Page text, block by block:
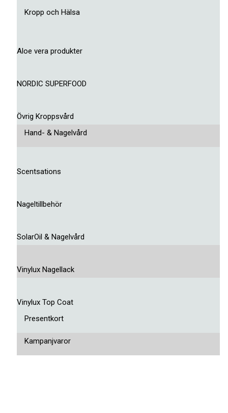
Kropp och Hälsa
Aloe vera produkter
NORDIC SUPERFOOD
Övrig Kroppsvård
Hand- & Nagelvård
Scentsations
Nageltillbehör
SolarOil & Nagelvård
Vinylux Nagellack
Vinylux Top Coat
Presentkort
Kampanjvaror